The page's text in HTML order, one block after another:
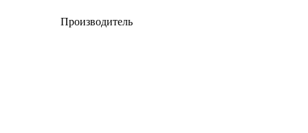
Производитель